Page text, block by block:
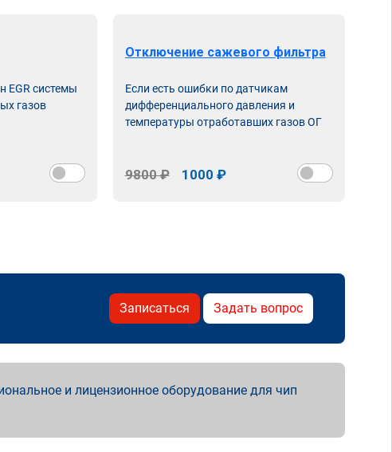
EGR системы
газов
Отключение сажевого фильтра
Если есть ошибки по датчикам
дифференциального давления и
температуры отработавших газов ОГ
9800 ₽ 1000 ₽
Записаться Задать вопрос
и лицензионное оборудование для чип